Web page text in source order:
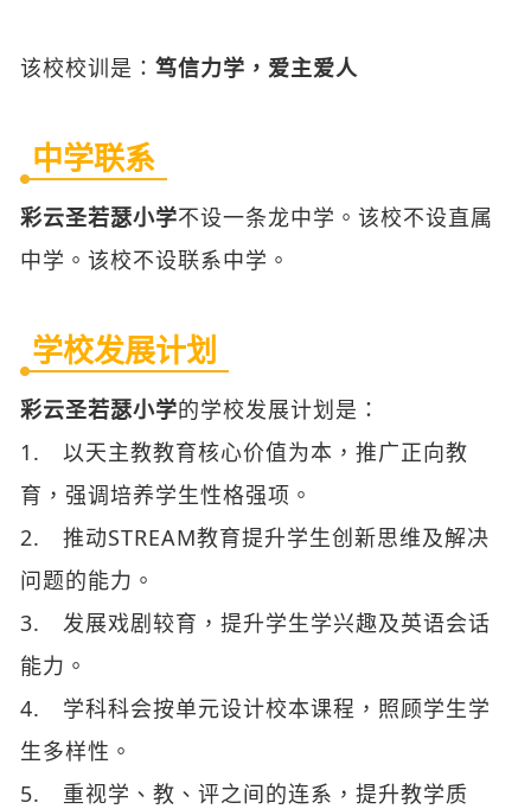
该校校训是： 笃信力学，爱主爱人
中学联系
彩云圣若瑟小学不设一条龙中学。该校不设直属
中学。该校不设联系中学。
学校发展计划
彩云圣若瑟小学的学校发展计划是：
1. 以天主教教育核心价值为本，推广正向教
育，强调培养学生性格强项。
2. 推动STREAM教育提升学生创新思维及解决
问题的能力。
3. 发展戏剧较育，提升学生学兴趣及英语会话
能力。
4. 学科科会按单元设计校本课程，照顾学生学
生多样性。
5. 重视学、教、评之间的连系，提升教学质